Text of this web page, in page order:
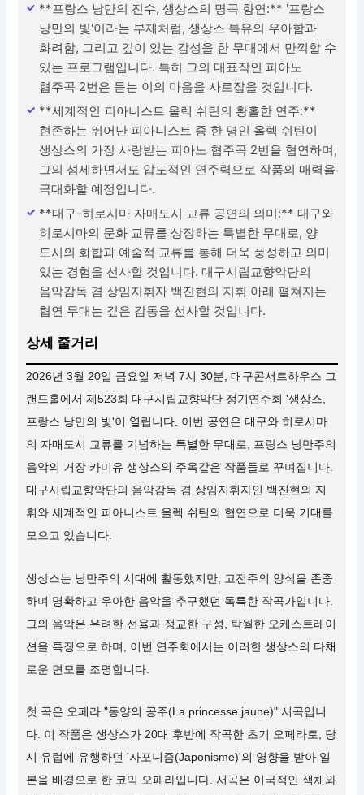
**프랑스 낭만의 진수, 생상스의 명곡 향연:** '프랑스
낭만의 빛'이라는 부제처럼, 생상스 특유의 우아함과
화려함, 그리고 깊이 있는 감성을 한 무대에서 만끽할 수
있는 프로그램입니다. 특히 그의 대표작인 피아노
협주곡 2번은 듣는 이의 마음을 사로잡을 것입니다.
**세계적인 피아니스트 올렉 쉬틴의 황홀한 연주:**
현존하는 뛰어난 피아니스트 중 한 명인 올렉 쉬틴이
생상스의 가장 사랑받는 피아노 협주곡 2번을 협연하며,
그의 섬세하면서도 압도적인 연주력으로 작품의 매력을
극대화할 예정입니다.
**대구-히로시마 자매도시 교류 공연의 의미:** 대구와
히로시마의 문화 교류를 상징하는 특별한 무대로, 양
도시의 화합과 예술적 교류를 통해 더욱 풍성하고 의미
있는 경험을 선사할 것입니다. 대구시립교향악단의
음악감독 겸 상임지휘자 백진현의 지휘 아래 펼쳐지는
협연 무대는 깊은 감동을 선사할 것입니다.
상세 줄거리
2026년 3월 20일 금요일 저녁 7시 30분, 대구콘서트하우스 그
랜드홀에서 제523회 대구시립교향악단 정기연주회 '생상스,
프랑스 낭만의 빛'이 열립니다. 이번 공연은 대구와 히로시마
의 자매도시 교류를 기념하는 특별한 무대로, 프랑스 낭만주의
음악의 거장 카미유 생상스의 주옥같은 작품들로 꾸며집니다.
대구시립교향악단의 음악감독 겸 상임지휘자인 백진현의 지
휘와 세계적인 피아니스트 올렉 쉬틴의 협연으로 더욱 기대를
모으고 있습니다.
생상스는 낭만주의 시대에 활동했지만, 고전주의 양식을 존중
하며 명확하고 우아한 음악을 추구했던 독특한 작곡가입니다.
그의 음악은 유려한 선율과 정교한 구성, 탁월한 오케스트레이
션을 특징으로 하며, 이번 연주회에서는 이러한 생상스의 다채
로운 면모를 조명합니다.
첫 곡은 오페라 "동양의 공주(La princesse jaune)" 서곡입니
다. 이 작품은 생상스가 20대 후반에 작곡한 초기 오페라로, 당
시 유럽에 유행하던 '자포니즘(Japonisme)'의 영향을 받아 일
본을 배경으로 한 코믹 오페라입니다. 서곡은 이국적인 색채와